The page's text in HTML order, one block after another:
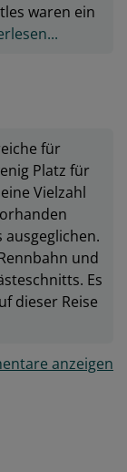
waren ein
für
Platz für
Vielzahl
und
Es
dieser Reise
anzeigen